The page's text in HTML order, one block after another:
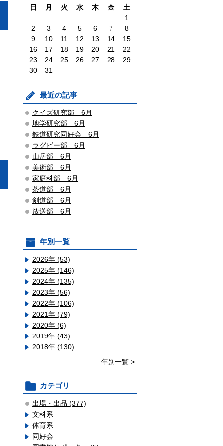
日 月 火 水 木 金
土
1
2
3 4 5 6 7
8
9
10 11 12 13 14
15
16
17 18 19 20 21
22
23
24 25 26 27 28
29
30
31
最近の記事
クイズ研究部 6月
地学研究部 6月
鉄道研究同好会 6月
ラグビー部 6月
山岳部 6月
美術部 6月
家庭科部 6月
茶道部 6月
剣道部 6月
放送部 6月
年別一覧
2026年 (53)
2025年 (146)
2024年 (135)
2023年 (56)
2022年 (106)
2021年 (79)
2020年 (6)
2019年 (43)
2018年 (130)
年別一覧 >
カテゴリ
出場・出品 (377)
文科系
体育系
同好会